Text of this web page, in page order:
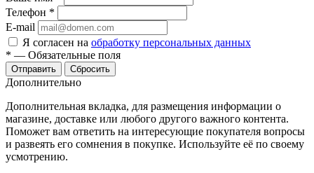
Телефон *
E-mail
Я согласен на обработку персональных данных
* — Обязательные поля
Сбросить
Дополнительно
Дополнительная вкладка, для размещения информации о
магазине, доставке или любого другого важного контента.
Поможет вам ответить на интересующие покупателя вопросы
и развеять его сомнения в покупке. Используйте её по своему
усмотрению.